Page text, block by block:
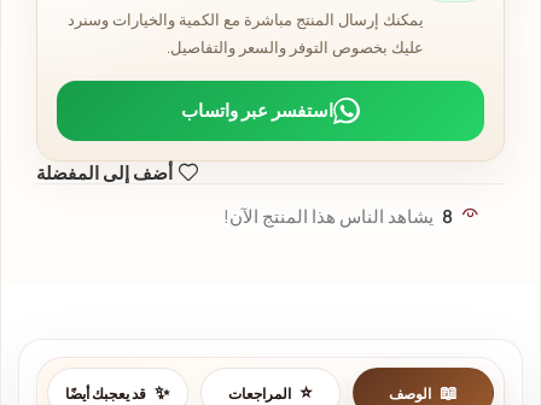
يمكنك إرسال المنتج مباشرة مع الكمية والخيارات وسنرد
عليك بخصوص التوفر والسعر والتفاصيل.
استفسر عبر واتساب
أضف إلى المفضلة
8 يشاهد الناس هذا المنتج الآن!
الوصف المراجعات قد يعجبك أيضًا